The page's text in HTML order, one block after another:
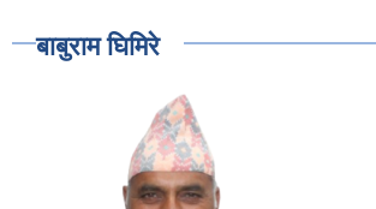
बाबुराम घिमिरे